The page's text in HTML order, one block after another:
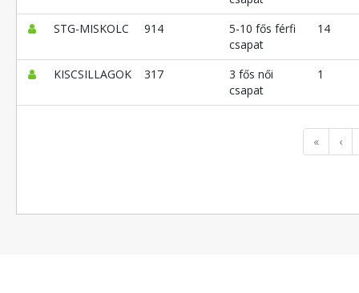
STG-MISKOLC 914
5-10 fős férfi
csapat
14
KISCSILLAGOK 317
3 fős női
csapat
1
« ‹